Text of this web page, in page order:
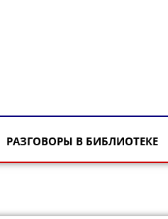
РАЗГОВОРЫ В БИБЛИОТЕКЕ